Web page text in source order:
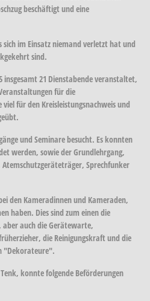
beschäftigt und eine
sich im Einsatz niemand verletzt hat und
sind.
insgesamt 21 Dienstabende veranstaltet,
für die
für den Kreisleistungsnachweis und
und Seminare besucht. Es konnten
werden, sowie der Grundlehrgang,
Sprechfunker
den Kameradinnen und Kameraden,
haben. Dies sind zum einen die
aber auch die Gerätewarte,
die Reinigungskraft und die
"Dekorateure".
konnte folgende Beförderungen